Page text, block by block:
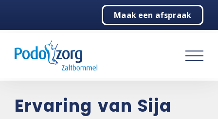
Maak een afspraak
Podologie
Behandelingen
Over ons
Ervaring van Sija